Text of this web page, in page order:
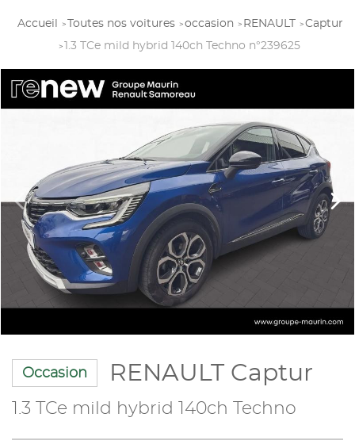
Accueil Toutes nos voitures occasion RENAULT
Captur
1.3 TCe mild hybrid 140ch Techno n°239625
Occasion RENAULT Captur
1.3 TCe mild hybrid 140ch Techno